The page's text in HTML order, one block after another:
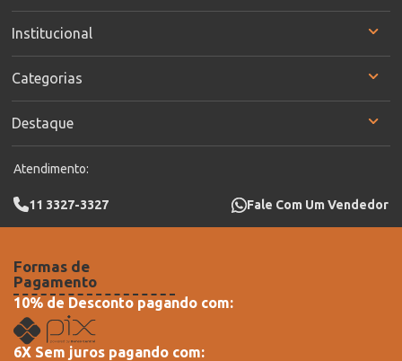
Institucional
Categorias
Destaque
Atendimento:
11 3327-3327 Fale Com Um Vendedor
Formas de
Pagamento
10% de Desconto pagando com:
6X Sem juros pagando com: